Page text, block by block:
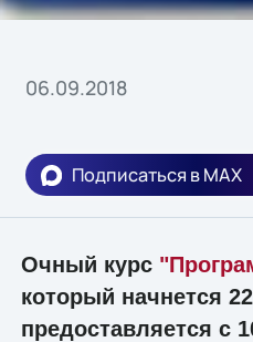
06.09.2018
Подписаться в MAX
Очный курс
который начнется
предоставляется с